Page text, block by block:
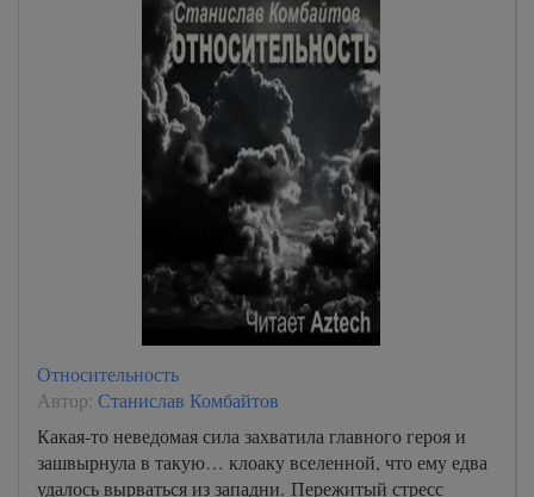
Относительность
Автор: Станислав Комбайтов
Какая-то неведомая сила захватила главного героя и
зашвырнула в такую… клоаку вселенной, что ему едва
удалось вырваться из западни. Пережитый стресс